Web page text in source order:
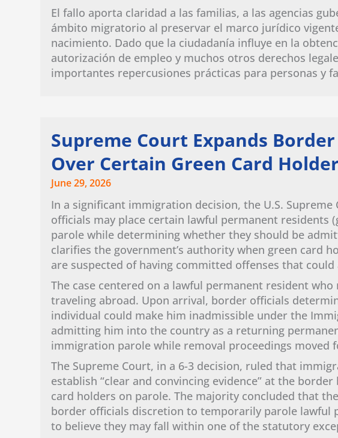
El fallo aporta claridad a las familias, a las agencias
ámbito migratorio al preservar el marco jurídico
nacimiento. Dado que la ciudadanía influye en la
autorización de empleo y muchos otros derechos
importantes repercusiones prácticas para personas y
Supreme Court Expands
Over Certain Green Card
June 29, 2026
In a significant immigration decision, the U.S.
officials may place certain lawful permanent residents
parole while determining whether they should be
clarifies the government’s authority when green card
are suspected of having committed offenses that
The case centered on a lawful permanent resident
traveling abroad. Upon arrival, border officials
individual could make him inadmissible under the
admitting him into the country as a returning
immigration parole while removal proceedings moved
The Supreme Court, in a 6-3 decision, ruled that
establish “clear and convincing evidence” at the
card holders on parole. The majority concluded that
border officials discretion to temporarily parole lawful
to believe they may fall within one of the statutory